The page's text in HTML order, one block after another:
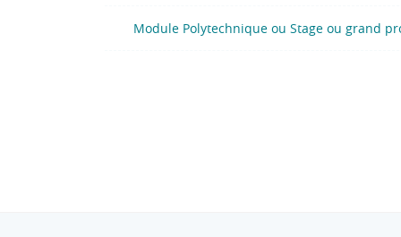
Module Polytechnique ou Stage ou grand